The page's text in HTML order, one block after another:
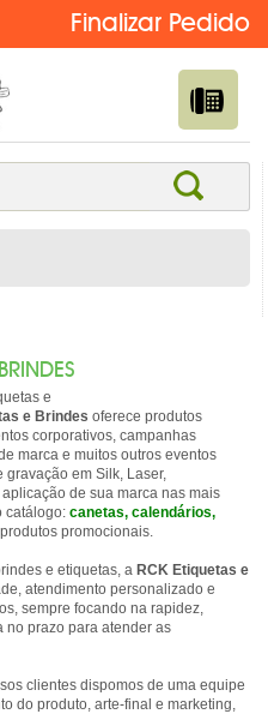
e
e Brindes oferece produtos
corporativos, campanhas
marca e muitos outros eventos
gravação em Silk, Laser,
de sua marca nas mais
catálogo: canetas, calendários,
promocionais.
e etiquetas, a RCK Etiquetas e
atendimento personalizado e
sempre focando na rapidez,
no prazo para atender as
clientes dispomos de uma equipe
do produto, arte-final e marketing,